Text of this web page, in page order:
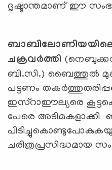
ദൃഷ്ടാന്തമാണ് ഈ
ചക്രവര്‍ത്തി
ബി.സി.) ബൈത്തുല്‍
പട്ടണം
ഇസ്‌റാഈല്യരെ
പേരെ
ചരിത്രപ്രസിദ്ധമായ